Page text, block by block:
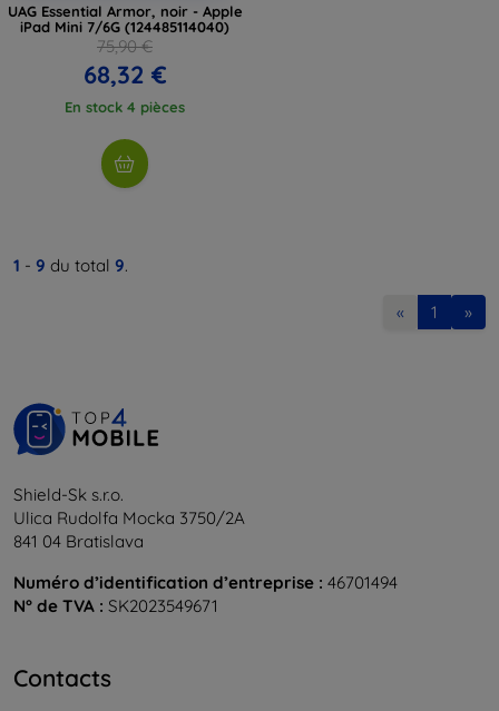
UAG Essential Armor, noir - Apple
iPad Mini 7/6G (124485114040)
75,90 €
68,32 €
En stock 4 pièces
1 - 9 du total 9.
« 1 »
Shield-Sk s.r.o.
Ulica Rudolfa Mocka 3750/2A
841 04 Bratislava
Numéro d’identification d’entreprise : 46701494
N° de TVA : SK2023549671
Contacts